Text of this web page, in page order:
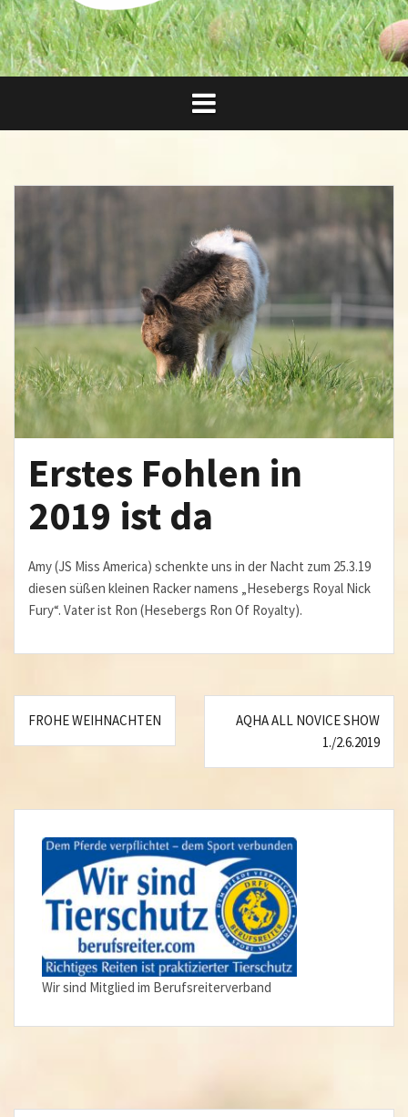
Erstes Fohlen in
2019 ist da
Amy (JS Miss America) schenkte uns in der Nacht zum 25.3.19
diesen süßen kleinen Racker namens „Hesebergs Royal Nick
Fury“. Vater ist Ron (Hesebergs Ron Of Royalty).
Beitragsnavigation
FROHE WEIHNACHTEN
AQHA ALL NOVICE SHOW
1./2.6.2019
Wir sind Mitglied im Berufsreiterverband